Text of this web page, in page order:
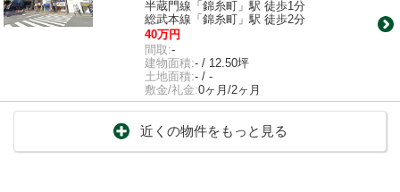
半蔵門線「錦糸町」駅 徒歩1分
総武本線「錦糸町」駅 徒歩2分
40万円
間取:-
建物面積:- / 12.50坪
土地面積:- / -
敷金/礼金:0ヶ月/2ヶ月
近くの物件をもっと見る